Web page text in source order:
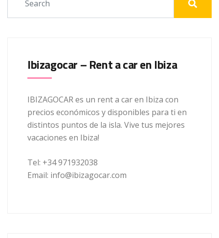
Ibizagocar – Rent a car en Ibiza
IBIZAGOCAR es un rent a car en Ibiza con
precios económicos y disponibles para ti en
distintos puntos de la isla. Vive tus mejores
vacaciones en Ibiza!
Tel: +34 971932038
Email: info@ibizagocar.com